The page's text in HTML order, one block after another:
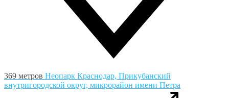
369 метров Неопарк Краснодар, Прикубанский
внутригородской округ, микрорайон имени Петра